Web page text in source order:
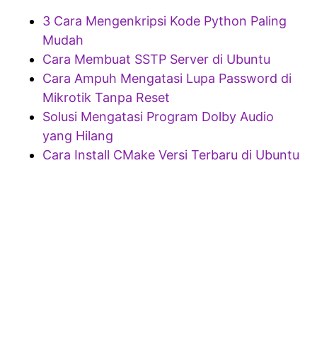
3 Cara Mengenkripsi Kode Python Paling
Mudah
Cara Membuat SSTP Server di Ubuntu
Cara Ampuh Mengatasi Lupa Password di
Mikrotik Tanpa Reset
Solusi Mengatasi Program Dolby Audio
yang Hilang
Cara Install CMake Versi Terbaru di Ubuntu